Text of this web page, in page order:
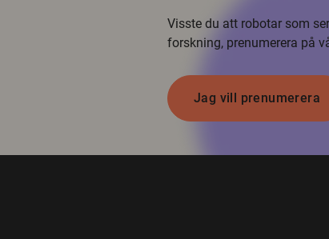
Visste du att robotar som
forskning, prenumerera på
Jag vill prenumerera